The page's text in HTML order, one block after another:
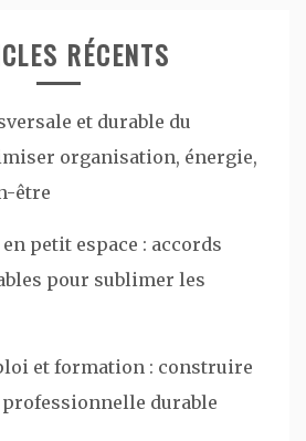
RÉCENTS
et durable du
organisation, énergie,
être
petit espace : accords
pour sublimer les
et formation : construire
durable